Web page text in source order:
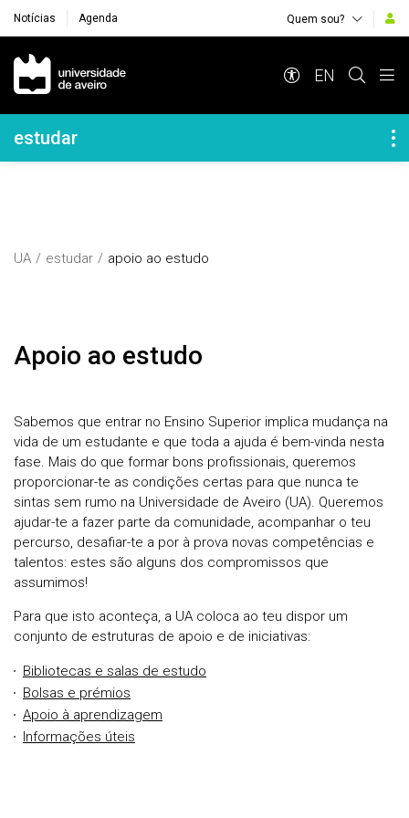
Notícias Agenda Quem sou?
Navegação Principal
EN
Navegação Lateral
estudar
UA estudar apoio ao estudo
Apoio ao estudo
Sabemos que entrar no Ensino Superior implica mudança na
vida de um estudante e que toda a ajuda é bem-vinda nesta
fase. Mais do que formar bons profissionais, queremos
proporcionar-te as condições certas para que nunca te
sintas sem rumo na Universidade de Aveiro (UA). Queremos
ajudar-te a fazer parte da comunidade, acompanhar o teu
percurso, desafiar-te a por à prova novas competências e
talentos: estes são alguns dos compromissos que
assumimos!
Para que isto aconteça, a UA coloca ao teu dispor um
conjunto de estruturas de apoio e de iniciativas:
Bibliotecas e salas de estudo
Bolsas e prémios
Apoio à aprendizagem
Informações úteis